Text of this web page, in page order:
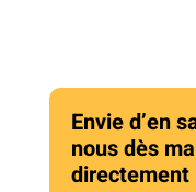
Envie d’en
nous dès
directement